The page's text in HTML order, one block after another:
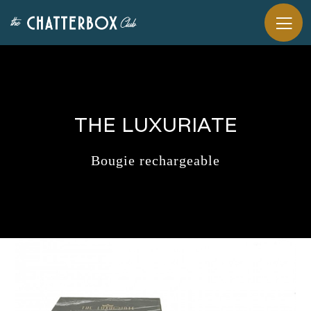
THE LUXURIATE
Bougie rechargeable